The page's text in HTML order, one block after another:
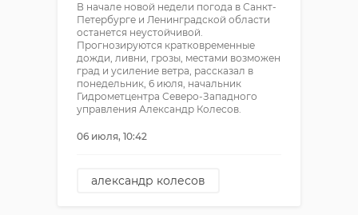
В начале новой недели погода в Санкт-
Петербурге и Ленинградской области
останется неустойчивой.
Прогнозируются кратковременные
дожди, ливни, грозы, местами возможен
град и усиление ветра, рассказал в
понедельник, 6 июля, начальник
Гидрометцентра Северо-Западного
управления Александр Колесов.
06 июля, 10:42
александр колесов